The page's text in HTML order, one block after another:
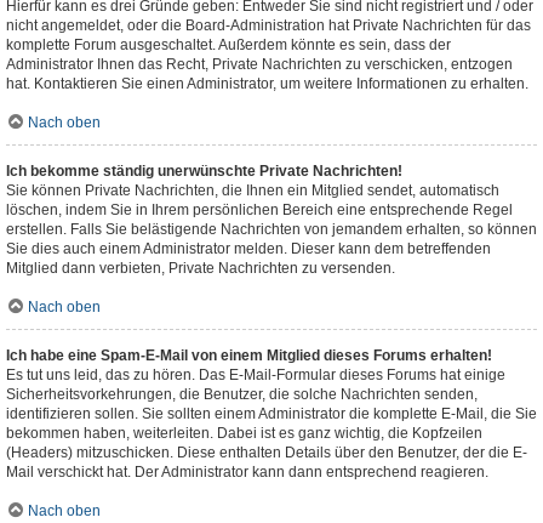
Hierfür kann es drei Gründe geben: Entweder Sie sind nicht registriert und / oder
nicht angemeldet, oder die Board-Administration hat Private Nachrichten für das
komplette Forum ausgeschaltet. Außerdem könnte es sein, dass der
Administrator Ihnen das Recht, Private Nachrichten zu verschicken, entzogen
hat. Kontaktieren Sie einen Administrator, um weitere Informationen zu erhalten.
Nach oben
Ich bekomme ständig unerwünschte Private Nachrichten!
Sie können Private Nachrichten, die Ihnen ein Mitglied sendet, automatisch
löschen, indem Sie in Ihrem persönlichen Bereich eine entsprechende Regel
erstellen. Falls Sie belästigende Nachrichten von jemandem erhalten, so können
Sie dies auch einem Administrator melden. Dieser kann dem betreffenden
Mitglied dann verbieten, Private Nachrichten zu versenden.
Nach oben
Ich habe eine Spam-E-Mail von einem Mitglied dieses Forums erhalten!
Es tut uns leid, das zu hören. Das E-Mail-Formular dieses Forums hat einige
Sicherheitsvorkehrungen, die Benutzer, die solche Nachrichten senden,
identifizieren sollen. Sie sollten einem Administrator die komplette E-Mail, die Sie
bekommen haben, weiterleiten. Dabei ist es ganz wichtig, die Kopfzeilen
(Headers) mitzuschicken. Diese enthalten Details über den Benutzer, der die E-
Mail verschickt hat. Der Administrator kann dann entsprechend reagieren.
Nach oben